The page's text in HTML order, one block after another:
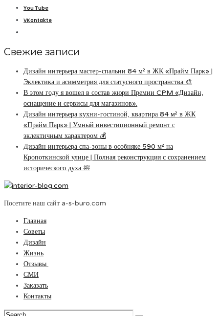
You Tube
VKontakte
Свежие записи
Дизайн интерьера мастер-спальни 84 м² в ЖК «Прайм Парк» |
Эклектика и асимметрия для статусного пространства 🎨
В этом году я вошел в состав жюри Премии CPM «Дизайн,
оснащение и сервисы для магазинов».
Дизайн интерьера кухни-гостиной, квартира 84 м² в ЖК
«Прайм Парк» | Умный инвестиционный ремонт с
эклектичным характером 💰
Дизайн интерьера спа-зоны в особняке 590 м² на
Кропоткинской улице | Полная реконструкция с сохранением
исторического духа 🛀
Посетите наш сайт a-s-buro.com
Главная
Советы
Дизайн
Жизнь
Отзывы
СМИ
Заказать
Контакты